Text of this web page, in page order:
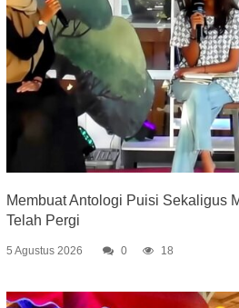
Membuat Antologi Puisi Sekaligus
Telah Pergi
5 Agustus 2026 0 18